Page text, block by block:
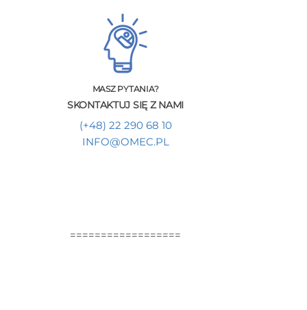
MASZ PYTANIA?
SKONTAKTUJ SIĘ Z NAMI
(+48) 22 290 68 10
INFO@OMEC.PL
==================